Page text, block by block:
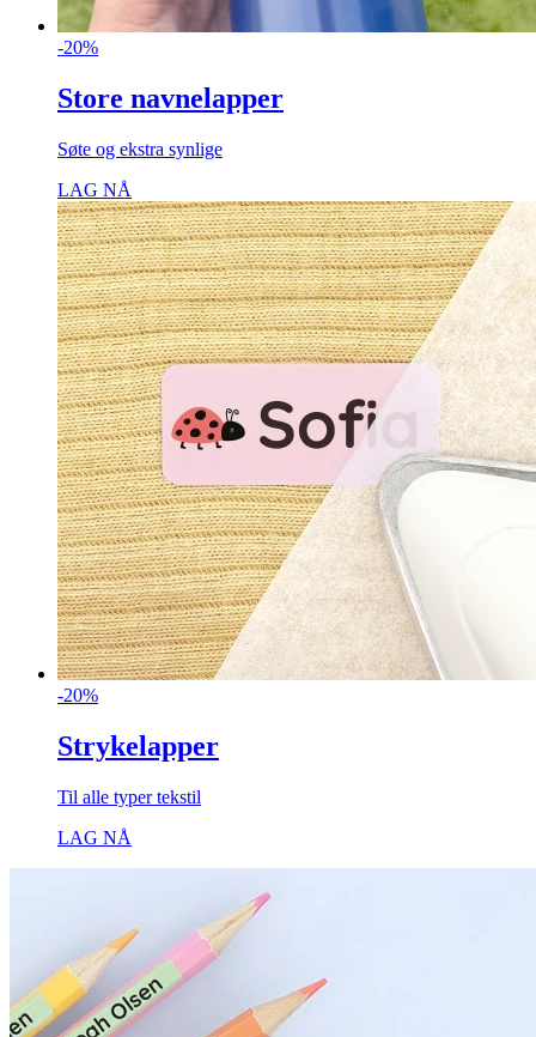
-20%
Store navnelapper
Søte og ekstra synlige
LAG NÅ
-20%
Strykelapper
Til alle typer tekstil
LAG NÅ